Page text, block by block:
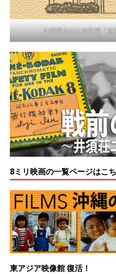
沖縄最古の木造建築「
8ミリ映画の一覧ページはこ
東アジア映像館 復活！